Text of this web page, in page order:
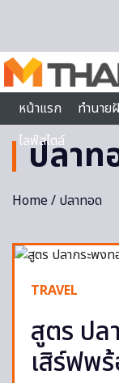
หน้าแรก
ทำนาย
ไลฟ์สไตล์
ปลาท
Home/ ปลาทอด
TRAVEL
สูตร ปล
เสิร์ฟพ